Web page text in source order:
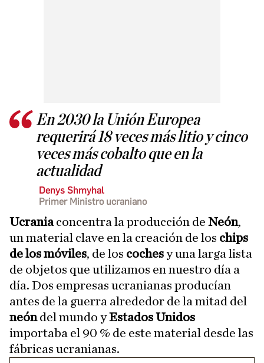
En 2030 la Unión Europea
requerirá 18 veces más litio y cinco
veces más cobalto que en la
actualidad
Denys Shmyhal
Primer Ministro ucraniano
Ucraniaconcentra la producción de Neón,
un material clave en la creación de los chips
de los móviles, de los cochesy una larga lista
de objetos que utilizamos en nuestro día a
día. Dos empresas ucranianas producían
antes de la guerra alrededor de la mitad del
neóndel mundo yEstados Unidos
importaba el 90 % de este material desde las
fábricas ucranianas.